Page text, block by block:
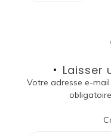
Laisser
Votre adresse e-